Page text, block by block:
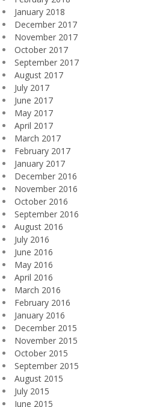
January 2018
December 2017
November 2017
October 2017
September 2017
August 2017
July 2017
June 2017
May 2017
April 2017
March 2017
February 2017
January 2017
December 2016
November 2016
October 2016
September 2016
August 2016
July 2016
June 2016
May 2016
April 2016
March 2016
February 2016
January 2016
December 2015
November 2015
October 2015
September 2015
August 2015
July 2015
June 2015